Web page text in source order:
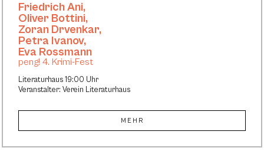
Literaturhaus 19:00 Uhr
Veranstalter: Verein Literaturhaus
Friedrich Ani,
Oliver Bottini,
Zoran Drvenkar,
Petra Ivanov,
Eva Rossmann
peng! 4. Krimi-Fest
MEHR